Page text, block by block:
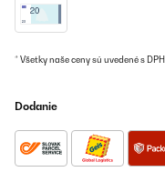
* Všetky naše ceny sú uvedené s DPH.
Dodanie